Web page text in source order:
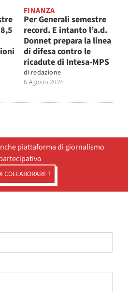
FINANZA
Per Generali semestre
record. E intanto l’a.d.
Donnet prepara la linea
di difesa contro le
ricadute di Intesa-MPS
di redazione
6 Agosto 2026
piattaforma di giornalismo
COLLABORARE ?